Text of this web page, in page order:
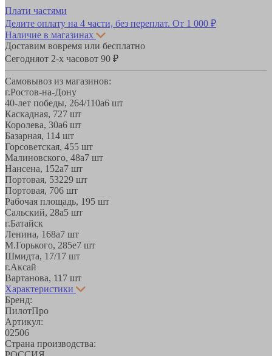
Плати частями
Делите оплату на 4 части, без переплат. От 1 000 ₽
Наличие в магазинах
Доставим вовремя или бесплатно
Сегодняот 2-х часовот 90 ₽
Самовывоз из магазинов:
г.Ростов-на-Дону
40-лет победы, 264/110а6 шт
Каскадная, 727 шт
Королева, 30а6 шт
Базарная, 114 шт
Горсоветская, 455 шт
Малиновского, 48а7 шт
Нансена, 152а7 шт
Портовая, 53229 шт
Портовая, 706 шт
Рабочая площадь, 195 шт
Сальский, 28a5 шт
г.Батайск
Ленина, 168а7 шт
М.Горького, 285е7 шт
Шмидта, 17/1 7 шт
г.Аксай
Вартанова, 11 7 шт
Характеристики
Бренд:
ПилотПро
Артикул:
02506
Страна производства: